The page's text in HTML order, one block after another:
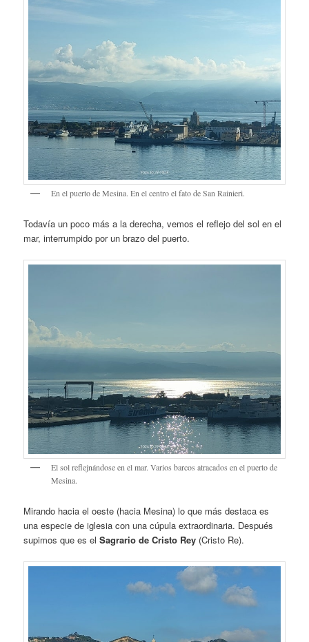
En el puerto de Mesina. En el centro el fato de San Rainieri.
Todavía un poco más a la derecha, vemos el reflejo del sol en el
mar, interrumpido por un brazo del puerto.
El sol reflejnándose en el mar. Varios barcos atracados en el puerto de
Mesina.
Mirando hacia el oeste (hacia Mesina) lo que más destaca es
una especie de iglesia con una cúpula extraordinaria. Después
supimos que es elSagrario de Cristo Rey (Cristo Re).